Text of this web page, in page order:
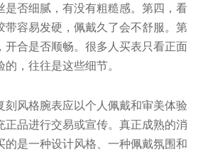
是否细腻，有没有粗糙感。第四，看
带容易发硬，佩戴久了会不舒服。第
开合是否顺畅。很多人买表只看正面
，往往是这些细节。
刻风格腕表应以个人佩戴和审美体验
正品进行交易或宣传。真正成熟的消
的是一种设计风格、一种佩戴氛围和